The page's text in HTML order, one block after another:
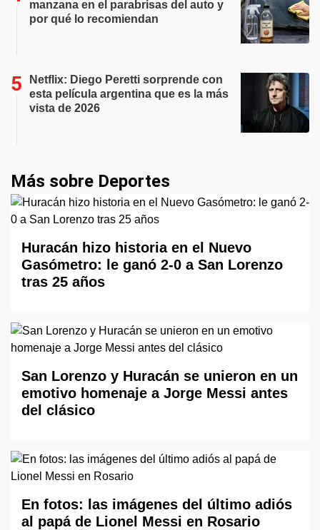
manzana en el parabrisas del auto y
por qué lo recomiendan
Netflix: Diego Peretti sorprende con
esta película argentina que es la más
vista de 2026
Más sobre Deportes
Huracán hizo historia en el Nuevo
Gasómetro: le ganó 2-0 a San Lorenzo
tras 25 años
San Lorenzo y Huracán se unieron en un
emotivo homenaje a Jorge Messi antes
del clásico
En fotos: las imágenes del último adiós
al papá de Lionel Messi en Rosario